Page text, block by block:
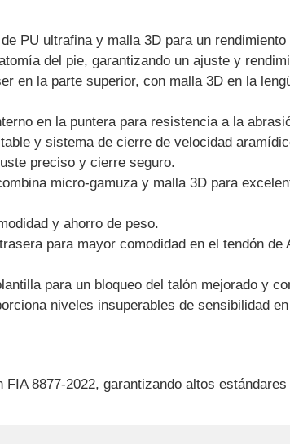
PU ultrafina y malla 3D para un
del pie, garantizando un ajuste y
en la parte superior, con malla 3D en la
en la puntera para resistencia a la
y sistema de cierre de velocidad
preciso y cierre seguro.
micro-gamuza y malla 3D para
y ahorro de peso.
para mayor comodidad en el tendón de
para un bloqueo del talón mejorado y
niveles insuperables de sensibilidad
8877-2022, garantizando altos